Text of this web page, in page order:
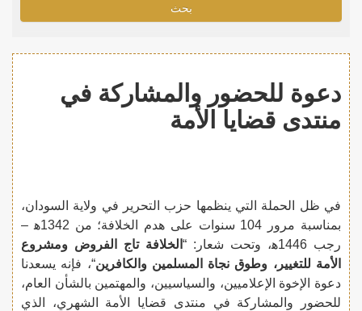
بحث
دعوة للحضور والمشاركة في
منتدى قضايا الأمة
في ظل الحملة التي ينظمها حزب التحرير في ولاية السودان،
بمناسبة مرور 104 سنوات على هدم الخلافة؛ من 1342ه‍ –
رجب 1446ه‍، وتحت شعار: “
الخلافة تاج الفروض ومشروع
الأمة للتغيير، وطوق نجاة المسلمين والكافرين“، فإنه يسعدنا
دعوة الإخوة الإعلاميين، والسياسيين، والمهتمين بالشأن العام،
للحضور والمشاركة في منتدى قضايا الأمة الشهري، الذي